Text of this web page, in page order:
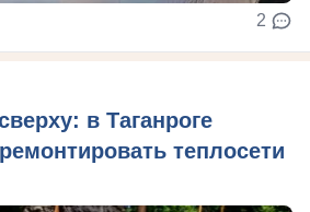
2
в Таганроге
теплосети